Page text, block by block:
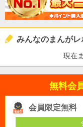
みんなのまんがレ
現在
無料会
会員限定無料